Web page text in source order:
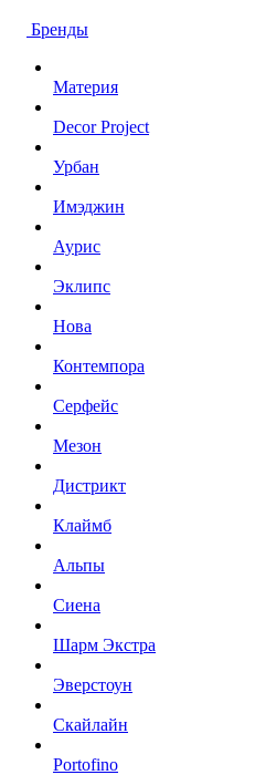
Бренды
Материя
Decor Project
Урбан
Имэджин
Аурис
Эклипс
Нова
Контемпора
Серфейс
Мезон
Дистрикт
Клаймб
Альпы
Сиена
Шарм Экстра
Эверстоун
Скайлайн
Portofino